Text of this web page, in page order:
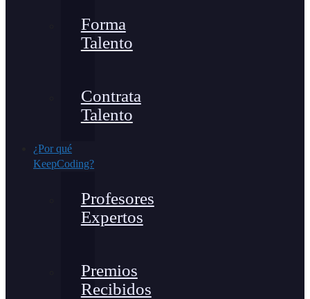
Forma
Talento
Contrata
Talento
¿Por qué
KeepCoding?
Profesores
Expertos
Premios
Recibidos